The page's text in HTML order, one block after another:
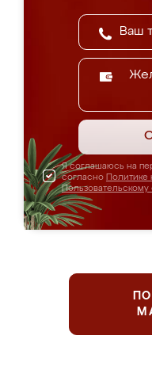
Я соглашаюсь на
согласно Политике